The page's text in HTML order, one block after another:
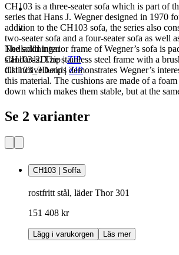
Nedladdningar
CH103-2D.zip|ZIP
CH103_3D.zip| ZIP
CH103 is a three-seater sofa which is part of
series that Hans J. Wegner designed in 1970
addition to the CH103 sofa, the series also
two-seater sofa and a four-seater sofa as well
The solid interior frame of Wegner’s sofa is
standards. The stainless steel frame with a
distinctive bends demonstrates Wegner’s
this material. The cushions are made of a
down which makes them stable, but at the
Se 2 varianter
CH103 | Soffa
rostfritt stål, läder Thor 301
151 408 kr
Lägg i varukorgen Läs mer